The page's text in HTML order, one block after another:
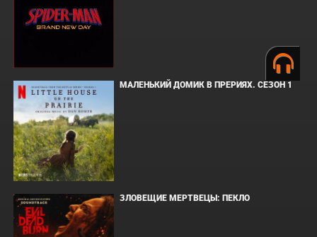
МАЛЕНЬКИЙ ДОМИК В ПРЕРИЯХ. СЕЗОН 1
ЗЛОВЕЩИЕ МЕРТВЕЦЫ: ПЕКЛО